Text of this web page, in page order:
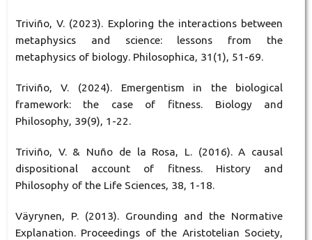
Triviño, V. (2023). Exploring the interactions between
metaphysics and science: lessons from the
metaphysics of biology. Philosophica, 31(1), 51-69.
Triviño, V. (2024). Emergentism in the biological
framework: the case of fitness. Biology and
Philosophy, 39(9), 1-22.
Triviño, V. & Nuño de la Rosa, L. (2016). A causal
dispositional account of fitness. History and
Philosophy of the Life Sciences, 38, 1-18.
Väyrynen, P. (2013). Grounding and the Normative
Explanation. Proceedings of the Aristotelian Society,